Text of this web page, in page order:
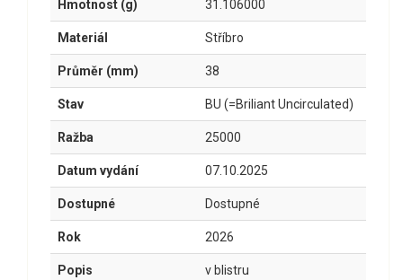
Hmotnost (g) 31.106000
Materiál Stříbro
Průměr (mm) 38
Stav BU (=Briliant Uncirculated)
Ražba 25000
Datum vydání 07.10.2025
Dostupné Dostupné
Rok 2026
Popis v blistru